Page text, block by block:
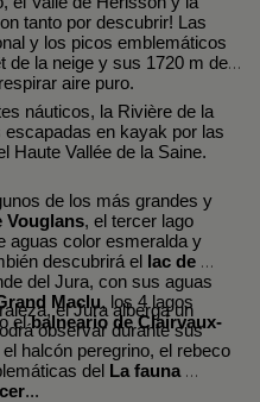
tanto por descubrir! Las
y los picos emblemáticos
de la neige y sus 1720 m de
náuticos, la Rivière de la
en kayak por las
Haute Vallée de la Saine.
de los más grandes y
Vouglans, el tercer lago
aguas color esmeralda y
descubrirá el
lac de
del Jura, con sus aguas
Maclu, los 4 lagos
el balneario de Clairvaux-
observar durante sus
halcón peregrino, el rebeco
del
La fauna
...